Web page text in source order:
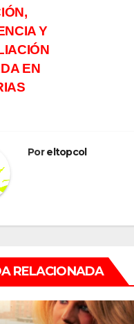
Y
EN
Poreltopcol
RELACIONADA